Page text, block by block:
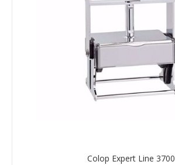
Colop Expert Line 3700